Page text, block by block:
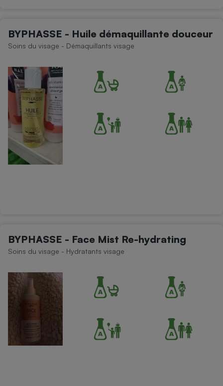
BYPHASSE - Huile démaquillante douceur
Soins du visage - Démaquillants visage
BYPHASSE - Face Mist Re-hydrating
Soins du visage - Hydratants visage